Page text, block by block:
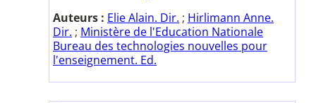
Auteurs : Elie Alain. Dir. ; Hirlimann Anne.
Dir. ; Ministère de l'Education Nationale
Bureau des technologies nouvelles pour
l'enseignement. Ed.